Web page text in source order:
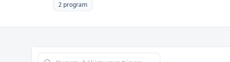
2 program
Tabloda ara